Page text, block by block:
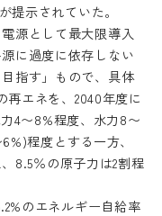
提示されていた。
源として最大限導入
に過度に依存しない
指す」もので、具体
再エネを、2040年度に
4〜8%程度、水力8〜
程度とする一方、
8.5％の原子力は2割程
のエネルギー自給率